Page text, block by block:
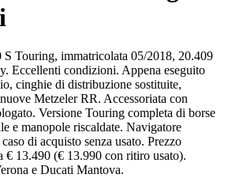
Touring, immatricolata 05/2018, 20.409
Eccellenti condizioni. Appena eseguito
cinghie di distribuzione sostituite,
Metzeler RR. Accessoriata con
Versione Touring completa di borse
e manopole riscaldate. Navigatore
di acquisto senza usato. Prezzo
€ 13.490 (€ 13.990 con ritiro usato).
e Ducati Mantova.